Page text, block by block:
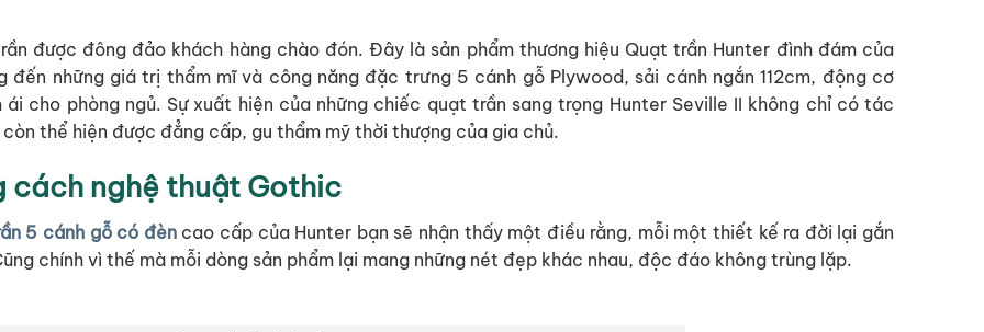
được đông đảo khách hàng chào đón. Đây là sản phẩm thương hiệu Quạt trần Hunter đình đám của
đến những giá trị thẩm mĩ và công năng đặc trưng 5 cánh gỗ Plywood, sải cánh ngắn 112cm, động cơ
cho phòng ngủ. Sự xuất hiện của những chiếc quạt trần sang trọng Hunter Seville II không chỉ có tác
thể hiện được đẳng cấp, gu thẩm mỹ thời thượng của gia chủ.
cách nghệ thuật Gothic
5 cánh gỗ có đèncao cấp của Hunter bạn sẽ nhận thấy một điều rằng, mỗi một thiết kế ra đời lại gắn
chính vì thế mà mỗi dòng sản phẩm lại mang những nét đẹp khác nhau, độc đáo không trùng lặp.